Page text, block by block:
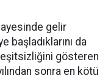
gelir
başladıklarını da
eşitsizliğini gösteren
sonra en kötü